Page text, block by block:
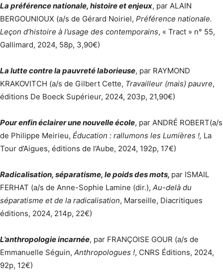
La préférence nationale, histoire et enjeux, par ALAIN
BERGOUNIOUX (a/s de Gérard Noiriel, Préférence nationale.
Leçon d’histoire à l’usage des contemporains, « Tract » n° 55,
Gallimard, 2024, 58p, 3,90€)
La lutte contre la pauvreté laborieuse, par RAYMOND
KRAKOVITCH (a/s de Gilbert Cette, Travailleur (mais) pauvre,
éditions De Boeck Supérieur, 2024, 203p, 21,90€)
Pour enfin éclairer une nouvelle école, par ANDRÉ ROBERT(a/s
de Philippe Meirieu, Éducation : rallumons les Lumières !, La
Tour d’Aigues, éditions de l’Aube, 2024, 192p, 17€)
Radicalisation, séparatisme, le poids des mots, par ISMAIL
FERHAT (a/s de Anne-Sophie Lamine (dir.), Au-delà du
séparatisme et de la radicalisation, Marseille, Diacritiques
éditions, 2024, 214p, 22€)
L’anthropologie incarnée, par FRANÇOISE GOUR (a/s de
Emmanuelle Séguin, Anthropologues !, CNRS Éditions, 2024,
92p, 12€)